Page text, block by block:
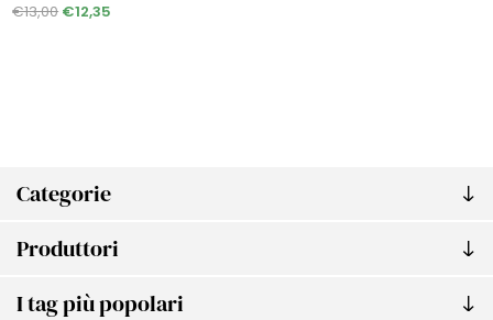
Categorie
Produttori
I tag più popolari
€13,00 €12,35